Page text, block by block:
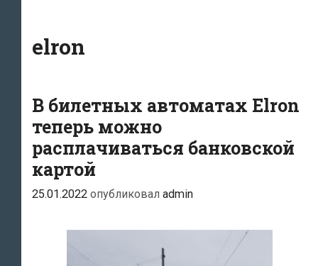
elron
В билетных автоматах Elron
теперь можно
расплачиваться банковской
картой
25.01.2022 опубликовал admin